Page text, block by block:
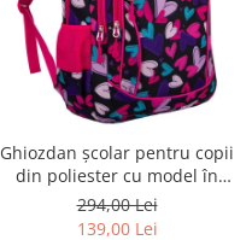
Ghiozdan școlar pentru copii
din poliester cu model în
formă de inimă - Peterson
PTR-PTN BIEDRONKA G54
294,00 Lei
139,00 Lei